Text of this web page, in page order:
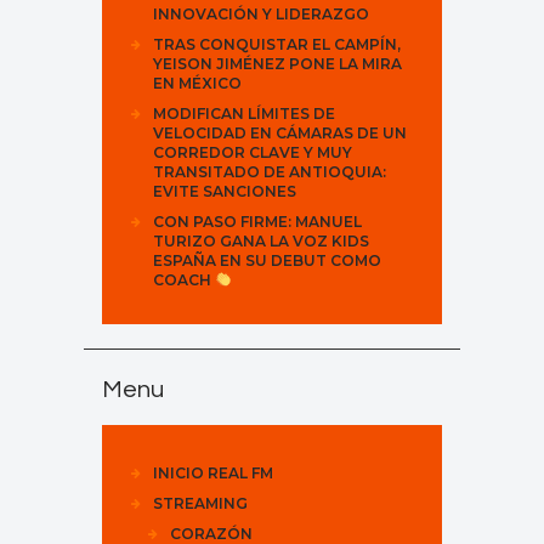
INNOVACIÓN Y LIDERAZGO
TRAS CONQUISTAR EL CAMPÍN,
YEISON JIMÉNEZ PONE LA MIRA
EN MÉXICO
MODIFICAN LÍMITES DE
VELOCIDAD EN CÁMARAS DE UN
CORREDOR CLAVE Y MUY
TRANSITADO DE ANTIOQUIA:
EVITE SANCIONES
CON PASO FIRME: MANUEL
TURIZO GANA LA VOZ KIDS
ESPAÑA EN SU DEBUT COMO
COACH
Menu
INICIO REAL FM
STREAMING
CORAZÓN